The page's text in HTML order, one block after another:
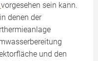
vorgesehen sein kann.
denen der
und den